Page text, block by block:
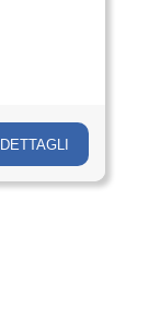
DETTAGLI